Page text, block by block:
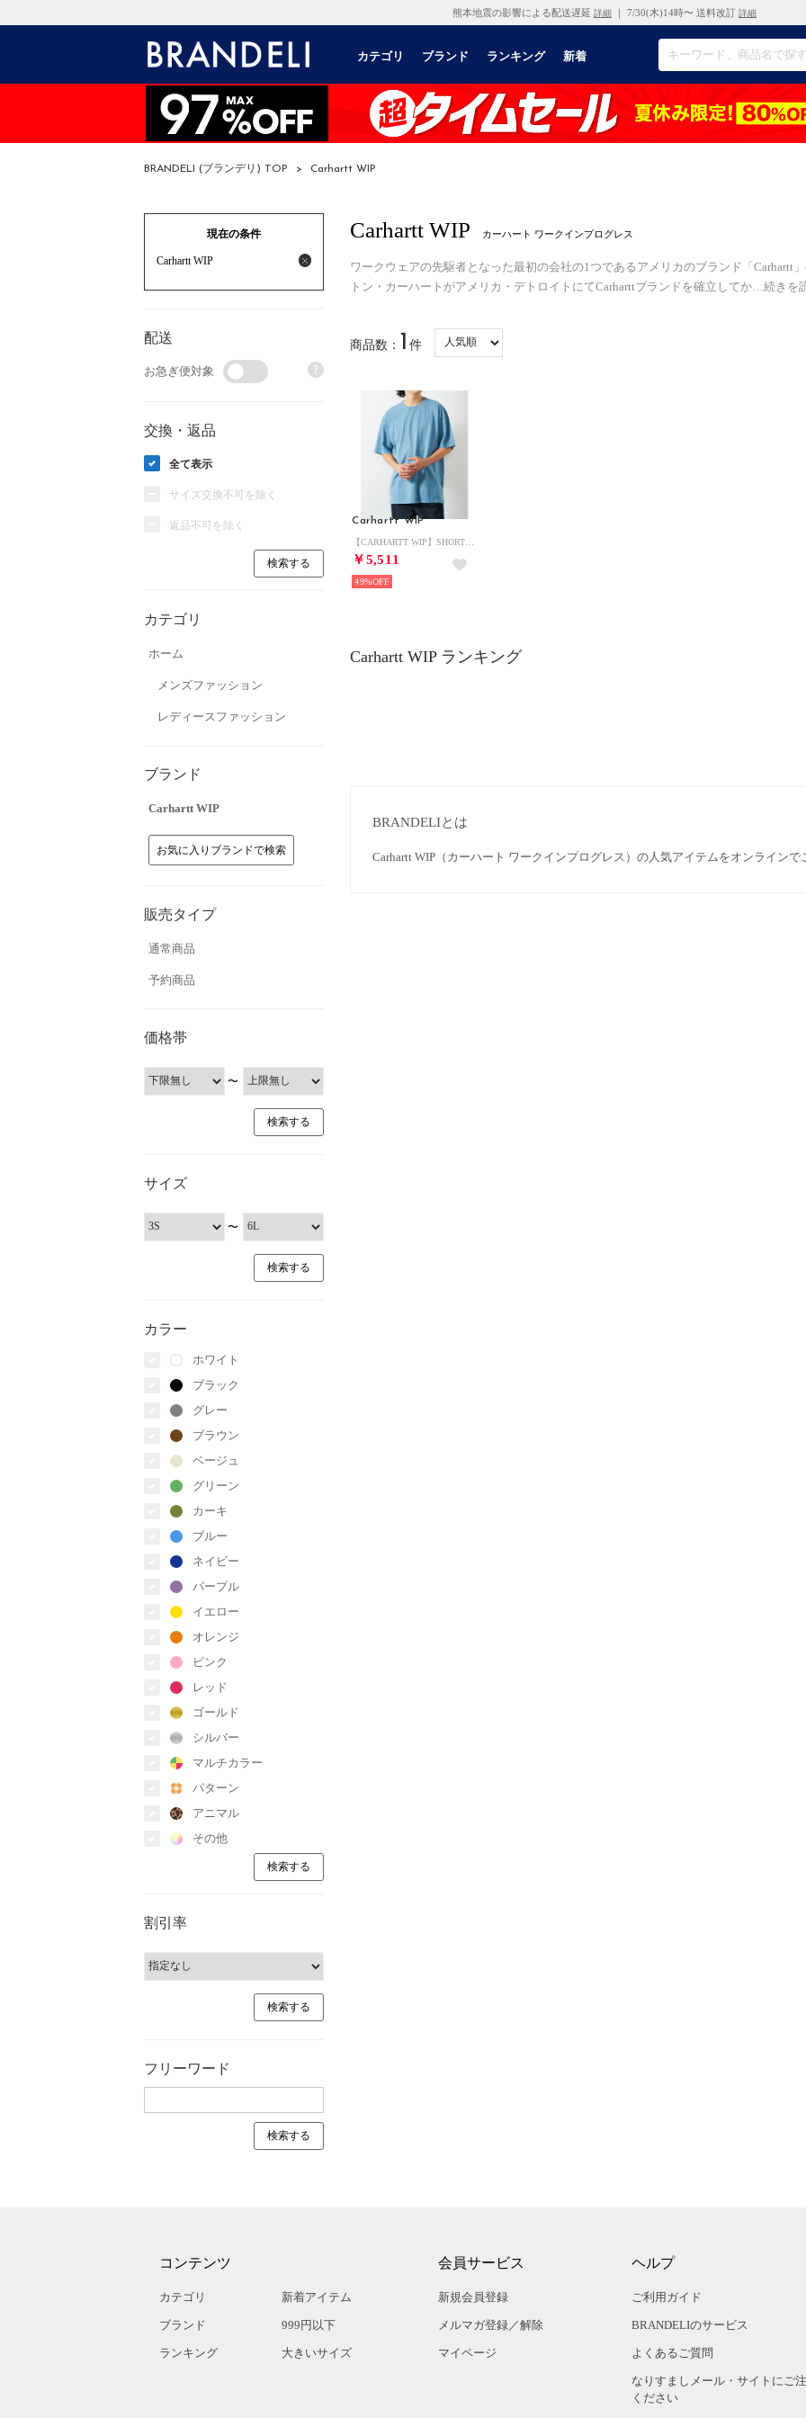
熊本地震の影響による配送遅延 詳細 ｜ 7/30(木)14時〜 送料改訂 詳細
カテゴリ ブランド ランキング 新着
BRANDELI (ブランデリ) TOP > Carhartt WIP
現在の条件
Carhartt WIP
配送
お急ぎ便対象 ?
交換・返品
全て表示
サイズ交換不可を除く
返品不可を除く
カテゴリ
ホーム
メンズファッション
レディースファッション
ブランド
Carhartt WIP
お気に入りブランドで検索
販売タイプ
通常商品
予約商品
価格帯
〜
サイズ
〜
カラー
ホワイト
ブラック
グレー
ブラウン
ベージュ
グリーン
カーキ
ブルー
ネイビー
パープル
イエロー
オレンジ
ピンク
レッド
ゴールド
シルバー
マルチカラー
パターン
アニマル
その他
割引率
フリーワード
Carhartt WIP カーハート ワークインプログレス
ワークウェアの先駆者となった最初の会社の1つであるアメリカのブランド「Carhartt
トン・カーハートがアメリカ・デトロイトにてCarharttブランドを確立してか
続きを
商品数： 1 件
Carhartt WIP
￥5,511
49%
Carhartt WIP ランキング
BRANDELIとは
Carhartt WIP（カーハート ワークインプログレス）の人気アイテムをオンラインで
コンテンツ
カテゴリ
ブランド
ランキング
新着アイテム
999円以下
大きいサイズ
会員サービス
新規会員登録
メルマガ登録／解除
マイページ
ヘルプ
ご利用ガイド
BRANDELIのサービス
よくあるご質問
なりすましメール・サイトにご
ください